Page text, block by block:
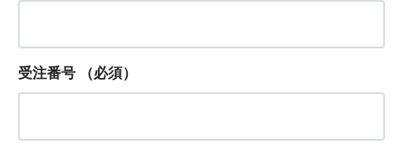
受注番号 （必須）